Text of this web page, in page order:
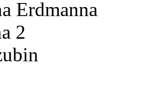
Erdmanna
2